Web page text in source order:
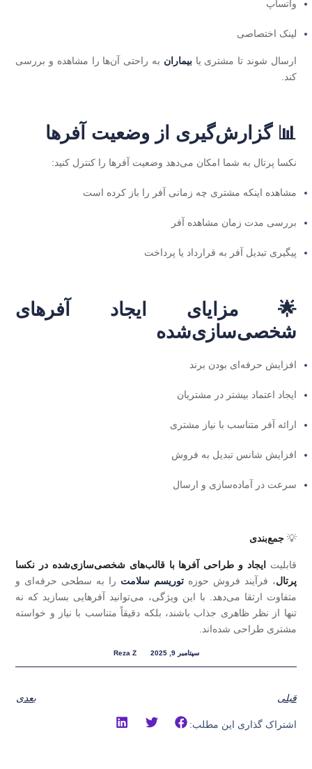
واتساپ
لینک اختصاصی
ارسال شوند تا مشتری یابیماران به‌ راحتی آن‌ها را مشاهده و بررسی
کند.
📊 گزارش‌گیری از وضعیت آفرها
نکسا پرتال به شما امکان می‌دهد وضعیت آفرها را کنترل کنید:
مشاهده اینکه مشتری چه زمانی آفر را باز کرده است
بررسی مدت زمان مشاهده آفر
پیگیری تبدیل آفر به قرارداد یا پرداخت
🌟 مزایای ایجاد آفرهای
شخصی‌سازی‌شده
افزایش حرفه‌ای بودن برند
ایجاد اعتماد بیشتر در مشتریان
ارائه آفر متناسب با نیاز مشتری
افزایش شانس تبدیل به فروش
سرعت در آماده‌سازی و ارسال
💡جمع‌بندی
قابلیت
ایجاد و طراحی آفرها با قالب‌های شخصی‌سازی‌شده در نکسا
پرتال، فرآیند فروش حوزهتوریسم سلامت را به سطحی حرفه‌ای و
متفاوت ارتقا می‌دهد. با این ویژگی، می‌توانید آفرهایی بسازید که نه‌
تنها از نظر ظاهری جذاب باشند، بلکه دقیقاً متناسب با نیاز و خواسته
مشتری طراحی شده‌اند.
سپتامبر 9, 2025 Reza Z
قبلی بعدی
اشتراک گذاری این مطلب: